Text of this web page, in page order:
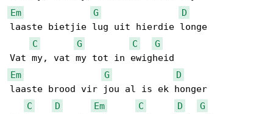
Em
G
D
laaste bietjie lug uit hierdie longe
C
G C
G
Em
G
D
laaste brood vir jou al is ek honger
C
D Em C D
G